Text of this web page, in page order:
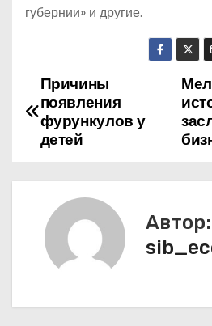
губернии» и другие.
Н
а
Причины
появления
фурункулов у
детей
Автор: